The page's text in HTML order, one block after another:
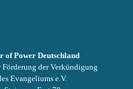
of Power Deutschland
Förderung der Verkündigung
Evangeliums e.V.